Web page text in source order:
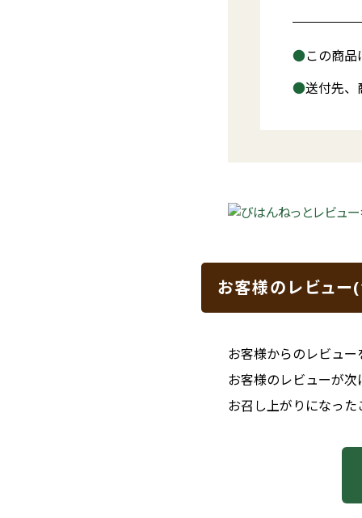
この商品
送付先、
お客様のレビュー
お客様からのレビュ
お客様のレビューが
お召し上がりになっ